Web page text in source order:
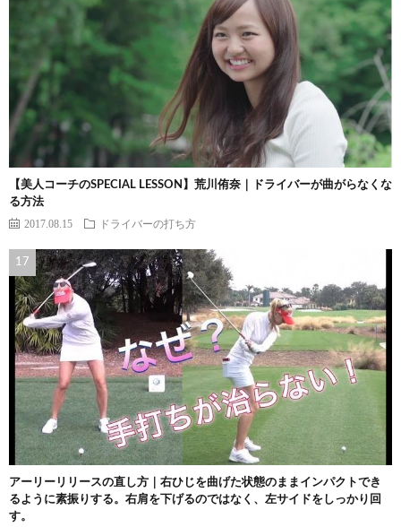
【美人コーチのSPECIAL LESSON】荒川侑奈｜ドライバーが曲がらなくな
る方法
2017.08.15 ドライバーの打ち方
アーリーリリースの直し方｜右ひじを曲げた状態のままインパクトでき
るように素振りする。右肩を下げるのではなく、左サイドをしっかり回
す。